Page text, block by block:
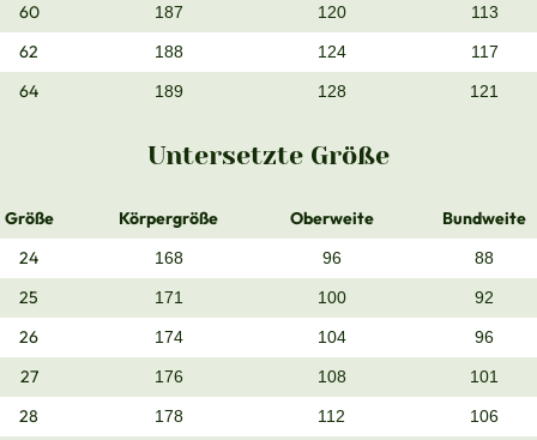
60 187 120 113
62 188 124 117
64 189 128 121
Untersetzte Größe
Größe Körpergröße Oberweite
Bundweite
24
168 96 88
25 171 100 92
26 174 104 96
27 176 108 101
28 178 112 106